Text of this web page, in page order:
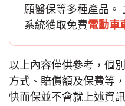
願醫保等多種產品。
系統獲取免費電動車
以上內容僅供參考，個
方式、賠償額及保費等
快而保並不會就上述資